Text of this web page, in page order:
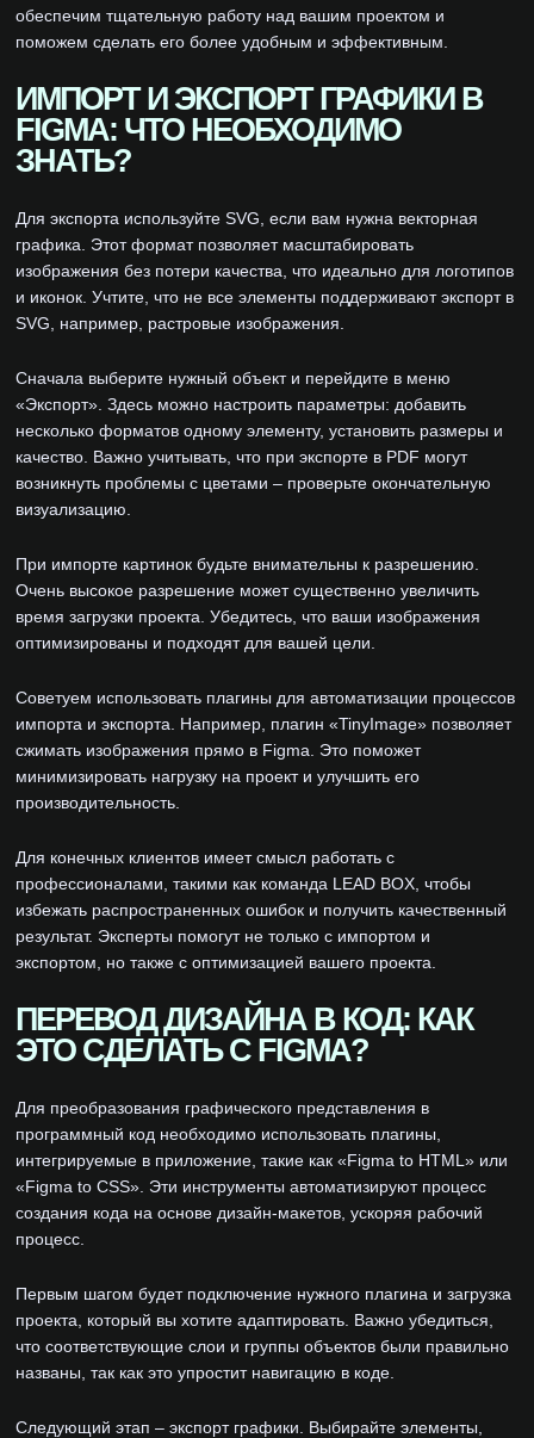
обеспечим тщательную работу над вашим проектом и
поможем сделать его более удобным и эффективным.
ИМПОРТ И ЭКСПОРТ ГРАФИКИ В
FIGMA: ЧТО НЕОБХОДИМО
ЗНАТЬ?
Для экспорта используйте SVG, если вам нужна векторная
графика. Этот формат позволяет масштабировать
изображения без потери качества, что идеально для логотипов
и иконок. Учтите, что не все элементы поддерживают экспорт в
SVG, например, растровые изображения.
Сначала выберите нужный объект и перейдите в меню
«Экспорт». Здесь можно настроить параметры: добавить
несколько форматов одному элементу, установить размеры и
качество. Важно учитывать, что при экспорте в PDF могут
возникнуть проблемы с цветами – проверьте окончательную
визуализацию.
При импорте картинок будьте внимательны к разрешению.
Очень высокое разрешение может существенно увеличить
время загрузки проекта. Убедитесь, что ваши изображения
оптимизированы и подходят для вашей цели.
Советуем использовать плагины для автоматизации процессов
импорта и экспорта. Например, плагин «TinyImage» позволяет
сжимать изображения прямо в Figma. Это поможет
минимизировать нагрузку на проект и улучшить его
производительность.
Для конечных клиентов имеет смысл работать с
профессионалами, такими как команда LEAD BOX, чтобы
избежать распространенных ошибок и получить качественный
результат. Эксперты помогут не только с импортом и
экспортом, но также с оптимизацией вашего проекта.
ПЕРЕВОД ДИЗАЙНА В КОД: КАК
ЭТО СДЕЛАТЬ С FIGMA?
Для преобразования графического представления в
программный код необходимо использовать плагины,
интегрируемые в приложение, такие как «Figma to HTML» или
«Figma to CSS». Эти инструменты автоматизируют процесс
создания кода на основе дизайн-макетов, ускоряя рабочий
процесс.
Первым шагом будет подключение нужного плагина и загрузка
проекта, который вы хотите адаптировать. Важно убедиться,
что соответствующие слои и группы объектов были правильно
названы, так как это упростит навигацию в коде.
Следующий этап – экспорт графики. Выбирайте элементы,